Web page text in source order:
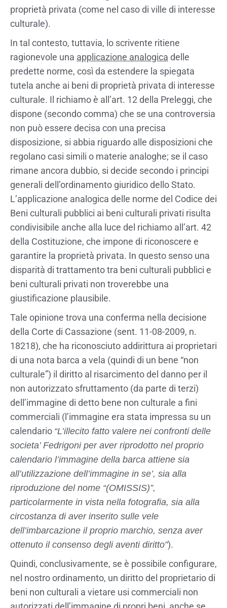
proprietà privata (come nel caso di ville di interesse
culturale).
In tal contesto, tuttavia, lo scrivente ritiene
ragionevole una applicazione analogica delle
predette norme, così da estendere la spiegata
tutela anche ai beni di proprietà privata di interesse
culturale. Il richiamo è all’art. 12 della Preleggi, che
dispone (secondo comma) che se una controversia
non può essere decisa con una precisa
disposizione, si abbia riguardo alle disposizioni che
regolano casi simili o materie analoghe; se il caso
rimane ancora dubbio, si decide secondo i principi
generali dell’ordinamento giuridico dello Stato.
L’applicazione analogica delle norme del Codice dei
Beni culturali pubblici ai beni culturali privati risulta
condivisibile anche alla luce del richiamo all’art. 42
della Costituzione, che impone di riconoscere e
garantire la proprietà privata. In questo senso una
disparità di trattamento tra beni culturali pubblici e
beni culturali privati non troverebbe una
giustificazione plausibile.
Tale opinione trova una conferma nella decisione
della Corte di Cassazione (sent. 11-08-2009, n.
18218), che ha riconosciuto addirittura ai proprietari
di una nota barca a vela (quindi di un bene “non
culturale”) il diritto al risarcimento del danno per il
non autorizzato sfruttamento (da parte di terzi)
dell’immagine di detto bene non culturale a fini
commerciali (l’immagine era stata impressa su un
calendario “L’illecito fatto valere nei confronti delle
societa’ Fedrigoni per aver riprodotto nel proprio
calendario l’immagine della barca attiene sia
all’utilizzazione dell’immagine in se’, sia alla
riproduzione del nome “(OMISSIS)”,
particolarmente in vista nella fotografia, sia alla
circostanza di aver inserito sulle vele
dell’imbarcazione il proprio marchio, senza aver
ottenuto il consenso degli aventi diritto”).
Quindi, conclusivamente, se è possibile configurare,
nel nostro ordinamento, un diritto del proprietario di
beni non culturali a vietare usi commerciali non